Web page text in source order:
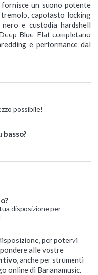
un suono potente
capotasto locking
nero e custodia hardshell
Blue Flat completano
e performance dal
possibile!
basso?
disposizione per
per potervi
alle vostre
, anche per strumenti
online di Bananamusic.